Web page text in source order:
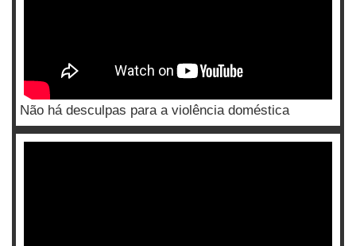
Não há desculpas para a violência doméstica